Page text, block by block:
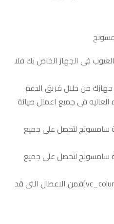
فى الجهاز الخاص بك فلا
من خلال فريق الدعم
فى جميع اعمال صيانة
سامسونج لتحصل على جميع
سامسونج لتحصل على جميع
[/vc_column_text][vc_column_text]فمن الاعطال التى قد